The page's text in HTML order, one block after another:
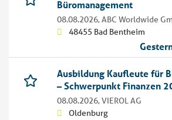
Büromanagement
08.08.2026,ABC Worldwide
48455 Bad Bentheim
Ausbildung Kaufleute für
– Schwerpunkt Finanzen
08.08.2026,VIEROL AG
Oldenburg